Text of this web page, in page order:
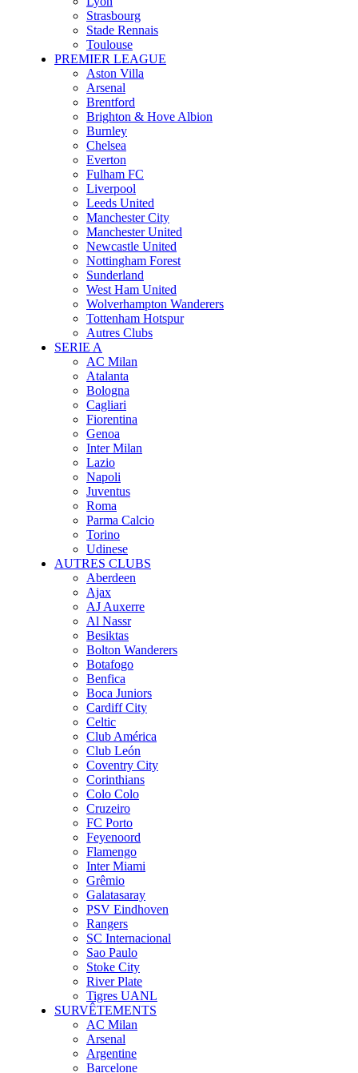
Strasbourg
Stade Rennais
Toulouse
PREMIER LEAGUE
Aston Villa
Arsenal
Brentford
Brighton & Hove Albion
Burnley
Chelsea
Everton
Fulham FC
Liverpool
Leeds United
Manchester City
Manchester United
Newcastle United
Nottingham Forest
Sunderland
West Ham United
Wolverhampton Wanderers
Tottenham Hotspur
Autres Clubs
SERIE A
AC Milan
Atalanta
Bologna
Cagliari
Fiorentina
Genoa
Inter Milan
Lazio
Napoli
Juventus
Roma
Parma Calcio
Torino
Udinese
AUTRES CLUBS
Aberdeen
Ajax
AJ Auxerre
Al Nassr
Besiktas
Bolton Wanderers
Botafogo
Benfica
Boca Juniors
Cardiff City
Celtic
Club América
Club León
Coventry City
Corinthians
Colo Colo
Cruzeiro
FC Porto
Feyenoord
Flamengo
Inter Miami
Grêmio
Galatasaray
PSV Eindhoven
Rangers
SC Internacional
Sao Paulo
Stoke City
River Plate
Tigres UANL
SURVÊTEMENTS
AC Milan
Arsenal
Argentine
Barcelone